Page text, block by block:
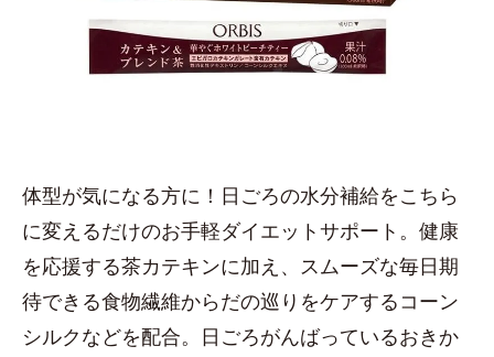
体型が気になる方に！日ごろの水分補給をこちら
に変えるだけのお手軽ダイエットサポート。健康
を応援する茶カテキンに加え、スムーズな毎日期
待できる食物繊維からだの巡りをケアするコーン
シルクなどを配合。日ごろがんばっているおきか